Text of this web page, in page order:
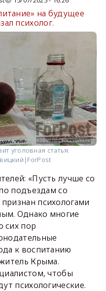
на будущее
психолог.
уголовная статья.
«Пусть лучше со
подъездам со
психологами
Однако многие
сих пор
к воспитанию
Крыма.
чтобы
психологические.